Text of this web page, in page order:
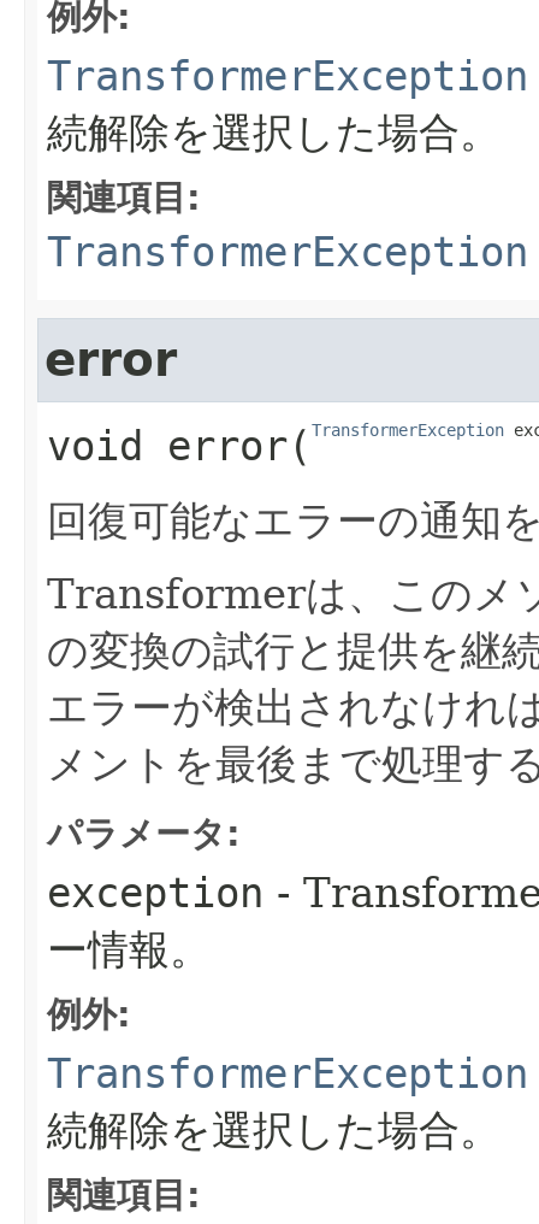
例外:
TransformerException
続解除を選択した場合。
関連項目:
TransformerException
error
void error​( TransformerException
回復可能なエラーの通知
Transformerは、このメ
の変換の試行と提供を継
エラーが検出されなけれ
メントを最後まで処理す
パラメータ:
exception -
ー情報。
例外:
TransformerException
続解除を選択した場合。
関連項目: